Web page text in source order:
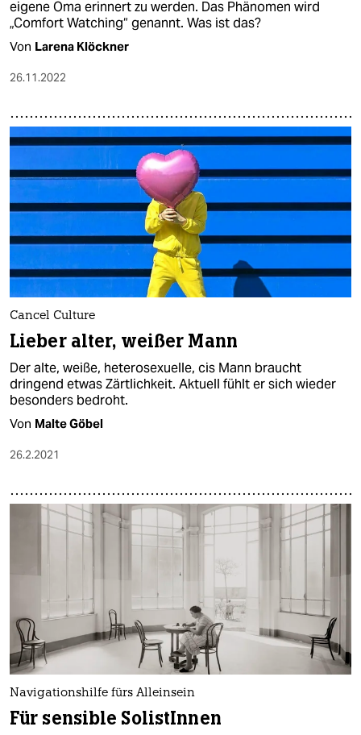
eigene Oma erinnert zu werden. Das Phänomen wird
„Comfort Watching“ genannt. Was ist das?
Von Larena Klöckner
26.11.2022
Cancel Culture
Lieber alter, weißer Mann
Der alte, weiße, heterosexuelle, cis Mann braucht
dringend etwas Zärtlichkeit. Aktuell fühlt er sich wieder
besonders bedroht.
Von Malte Göbel
26.2.2021
Navigationshilfe fürs Alleinsein
Für sensible SolistInnen